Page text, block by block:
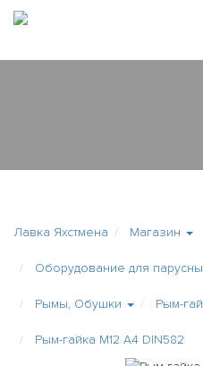
Лавка Яхстмена Магазин
Оборудование для
Рымы, Обушки Рым-
Рым-гайка М12 А4 DIN582